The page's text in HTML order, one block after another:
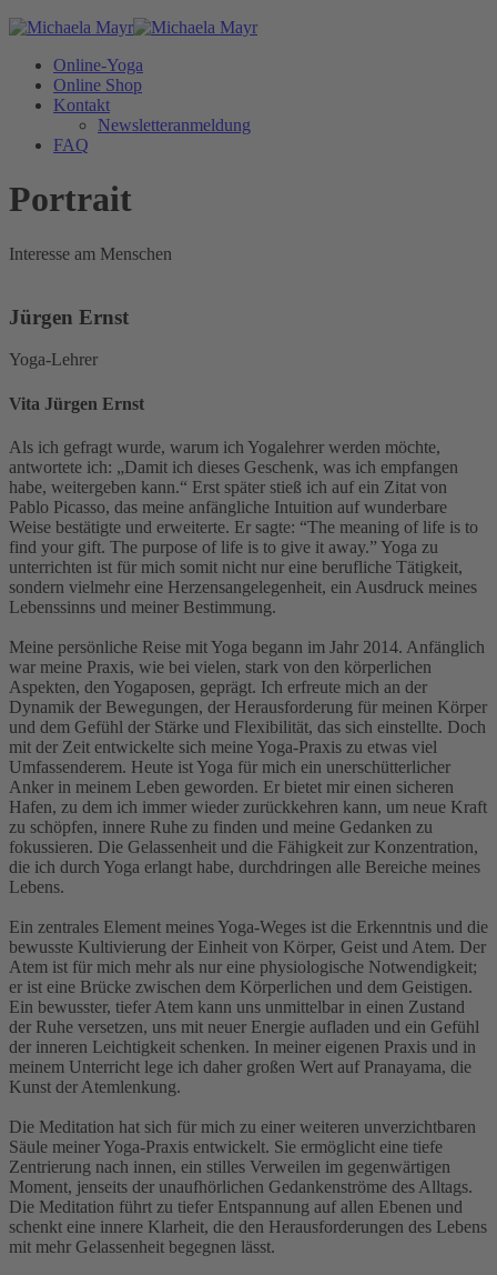
Online-Yoga
Online Shop
Kontakt
Newsletteranmeldung
FAQ
Portrait
Interesse am Menschen
Jürgen Ernst
Yoga-Lehrer
Vita Jürgen Ernst
Als ich gefragt wurde, warum ich Yogalehrer werden möchte,
antwortete ich: „Damit ich dieses Geschenk, was ich empfangen
habe, weitergeben kann.“ Erst später stieß ich auf ein Zitat von
Pablo Picasso, das meine anfängliche Intuition auf wunderbare
Weise bestätigte und erweiterte. Er sagte: “The meaning of life is to
find your gift. The purpose of life is to give it away.” Yoga zu
unterrichten ist für mich somit nicht nur eine berufliche Tätigkeit,
sondern vielmehr eine Herzensangelegenheit, ein Ausdruck meines
Lebenssinns und meiner Bestimmung.
Meine persönliche Reise mit Yoga begann im Jahr 2014. Anfänglich
war meine Praxis, wie bei vielen, stark von den körperlichen
Aspekten, den Yogaposen, geprägt. Ich erfreute mich an der
Dynamik der Bewegungen, der Herausforderung für meinen Körper
und dem Gefühl der Stärke und Flexibilität, das sich einstellte. Doch
mit der Zeit entwickelte sich meine Yoga-Praxis zu etwas viel
Umfassenderem. Heute ist Yoga für mich ein unerschütterlicher
Anker in meinem Leben geworden. Er bietet mir einen sicheren
Hafen, zu dem ich immer wieder zurückkehren kann, um neue Kraft
zu schöpfen, innere Ruhe zu finden und meine Gedanken zu
fokussieren. Die Gelassenheit und die Fähigkeit zur Konzentration,
die ich durch Yoga erlangt habe, durchdringen alle Bereiche meines
Lebens.
Ein zentrales Element meines Yoga-Weges ist die Erkenntnis und die
bewusste Kultivierung der Einheit von Körper, Geist und Atem. Der
Atem ist für mich mehr als nur eine physiologische Notwendigkeit;
er ist eine Brücke zwischen dem Körperlichen und dem Geistigen.
Ein bewusster, tiefer Atem kann uns unmittelbar in einen Zustand
der Ruhe versetzen, uns mit neuer Energie aufladen und ein Gefühl
der inneren Leichtigkeit schenken. In meiner eigenen Praxis und in
meinem Unterricht lege ich daher großen Wert auf Pranayama, die
Kunst der Atemlenkung.
Die Meditation hat sich für mich zu einer weiteren unverzichtbaren
Säule meiner Yoga-Praxis entwickelt. Sie ermöglicht eine tiefe
Zentrierung nach innen, ein stilles Verweilen im gegenwärtigen
Moment, jenseits der unaufhörlichen Gedankenströme des Alltags.
Die Meditation führt zu tiefer Entspannung auf allen Ebenen und
schenkt eine innere Klarheit, die den Herausforderungen des Lebens
mit mehr Gelassenheit begegnen lässt.